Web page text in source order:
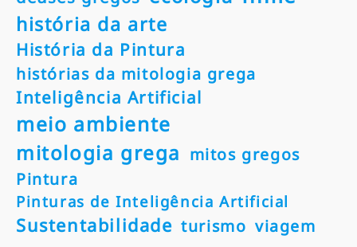
história da arte
História da Pintura
histórias da mitologia grega
Inteligência Artificial
meio ambiente
mitologia grega mitos gregos
Pintura
Pinturas de Inteligência Artificial
Sustentabilidade turismo viagem